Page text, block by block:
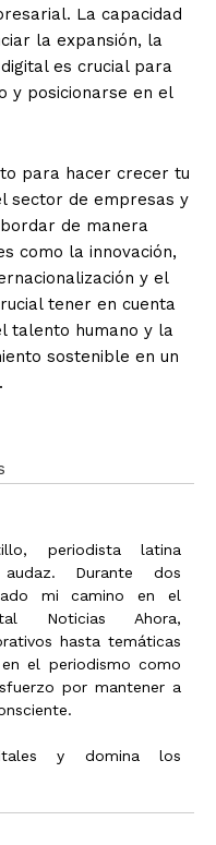
La capacidad
la expansión, la
es crucial para
y posicionarse en el
para hacer crecer tu
sector de empresas y
de manera
como la innovación,
y el
tener en cuenta
talento humano y la
sostenible en un
periodista latina
Durante dos
mi camino en el
Noticias Ahora,
hasta temáticas
el periodismo como
por mantener a
y domina los